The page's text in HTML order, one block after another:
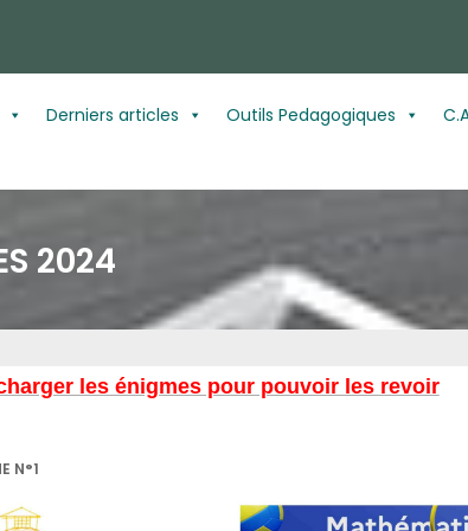
Derniers articles Outils Pedagogiques
2024
les énigmes pour pouvoir les revoir
N°1